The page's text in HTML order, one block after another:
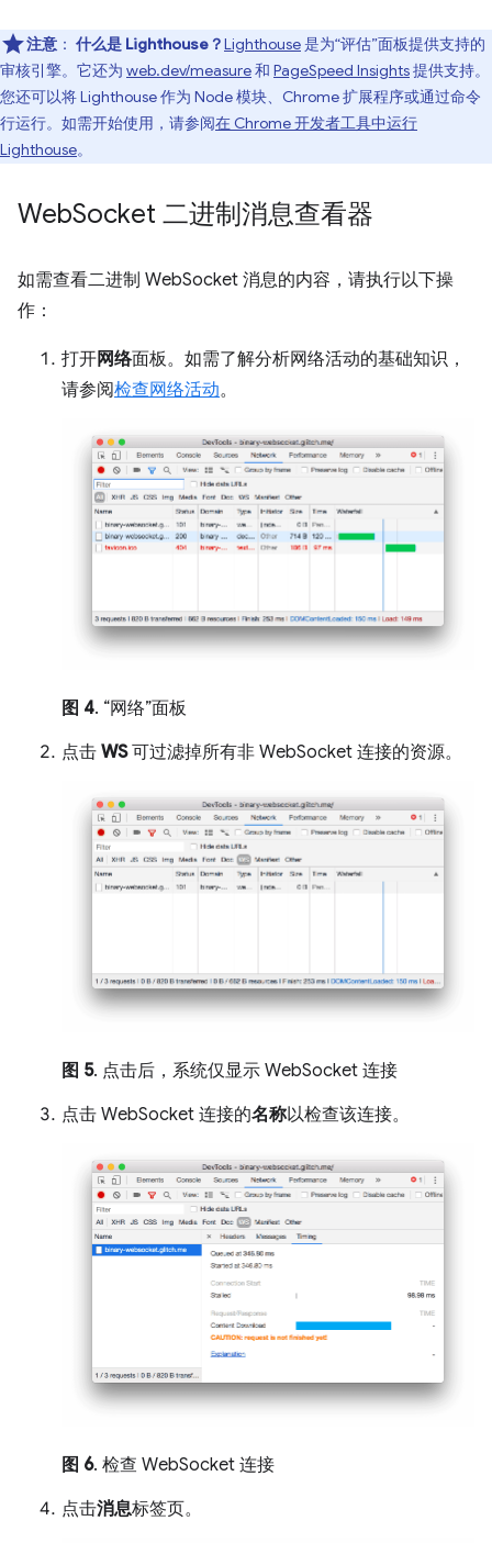
注意 ： 什么是 Lighthouse？Lighthouse是为“评估”面板提供支持的
审核引擎。它还为 web.dev/measure和 PageSpeed Insights提供支持。
您还可以将 Lighthouse 作为 Node 模块、Chrome 扩展程序或通过命令
行运行。如需开始使用，请参阅在 Chrome 开发者工具中运行
Lighthouse。
WebSocket 二进制消息查看器
如需查看二进制 WebSocket 消息的内容，请执行以下操
作：
打开网络面板。如需了解分析网络活动的基础知识，
请参阅检查网络活动。
图 4. “网络”面板
点击 WS可过滤掉所有非 WebSocket 连接的资源。
图 5. 点击后，系统仅显示 WebSocket 连接
点击 WebSocket 连接的名称以检查该连接。
图 6. 检查 WebSocket 连接
点击消息标签页。